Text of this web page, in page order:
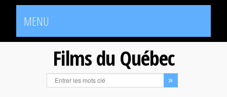
MENU
Films du Québec